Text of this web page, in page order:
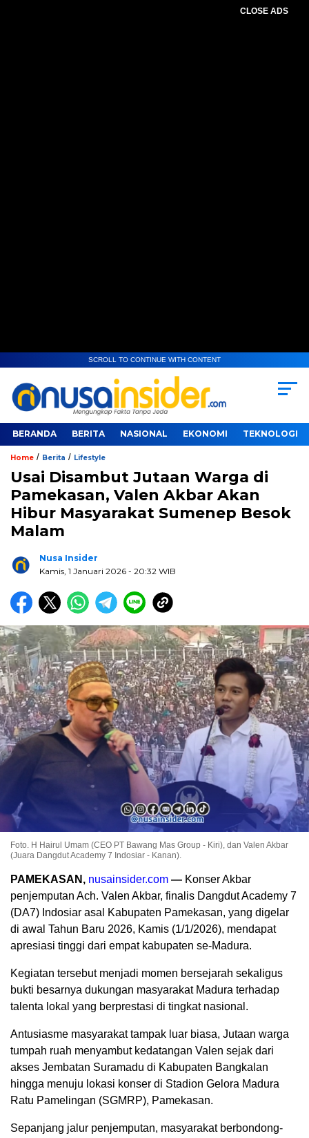
CLOSE ADS
SCROLL TO CONTINUE WITH CONTENT
BERANDA BERITA NASIONAL EKONOMI TEKNOLOGI
Home / Berita / Lifestyle
Usai Disambut Jutaan Warga di
Pamekasan, Valen Akbar Akan
Hibur Masyarakat Sumenep Besok
Malam
Nusa Insider
Kamis, 1 Januari 2026 - 20:32 WIB
Foto. H Hairul Umam (CEO PT Bawang Mas Group - Kiri), dan Valen Akbar
(Juara Dangdut Academy 7 Indosiar - Kanan).
PAMEKASAN, nusainsider.com — Konser Akbar
penjemputan Ach. Valen Akbar, finalis Dangdut Academy 7
(DA7) Indosiar asal Kabupaten Pamekasan, yang digelar
di awal Tahun Baru 2026, Kamis (1/1/2026), mendapat
apresiasi tinggi dari empat kabupaten se-Madura.
Kegiatan tersebut menjadi momen bersejarah sekaligus
bukti besarnya dukungan masyarakat Madura terhadap
talenta lokal yang berprestasi di tingkat nasional.
Antusiasme masyarakat tampak luar biasa, Jutaan warga
tumpah ruah menyambut kedatangan Valen sejak dari
akses Jembatan Suramadu di Kabupaten Bangkalan
hingga menuju lokasi konser di Stadion Gelora Madura
Ratu Pamelingan (SGMRP), Pamekasan.
Sepanjang jalur penjemputan, masyarakat berbondong-